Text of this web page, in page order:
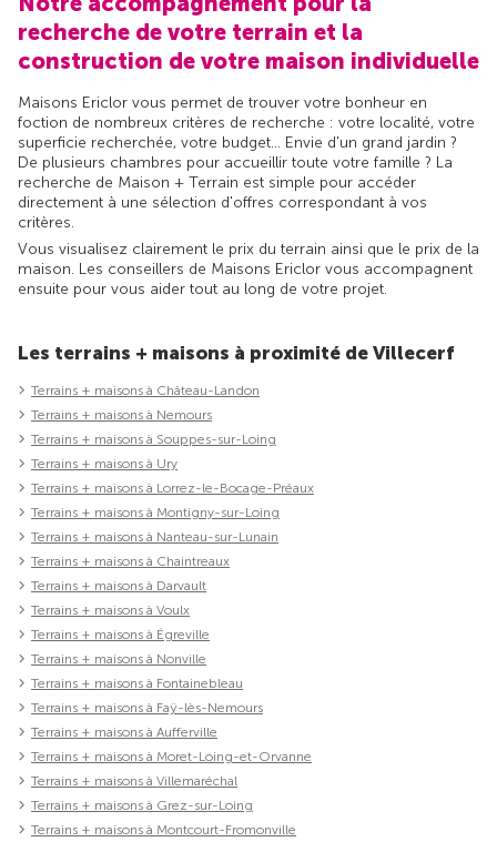
recherche de votre terrain et la
construction de votre maison individuelle
Maisons Ericlor vous permet de trouver votre bonheur en
foction de nombreux critères de recherche : votre localité, votre
superficie recherchée, votre budget... Envie d'un grand jardin ?
De plusieurs chambres pour accueillir toute votre famille ? La
recherche de Maison + Terrain est simple pour accéder
directement à une sélection d'offres correspondant à vos
critères.
Vous visualisez clairement le prix du terrain ainsi que le prix de la
maison. Les conseillers de Maisons Ericlor vous accompagnent
ensuite pour vous aider tout au long de votre projet.
Les terrains + maisons à proximité de Villecerf
Terrains + maisons à Château-Landon
Terrains + maisons à Nemours
Terrains + maisons à Souppes-sur-Loing
Terrains + maisons à Ury
Terrains + maisons à Lorrez-le-Bocage-Préaux
Terrains + maisons à Montigny-sur-Loing
Terrains + maisons à Nanteau-sur-Lunain
Terrains + maisons à Chaintreaux
Terrains + maisons à Darvault
Terrains + maisons à Voulx
Terrains + maisons à Égreville
Terrains + maisons à Nonville
Terrains + maisons à Fontainebleau
Terrains + maisons à Faÿ-lès-Nemours
Terrains + maisons à Aufferville
Terrains + maisons à Moret-Loing-et-Orvanne
Terrains + maisons à Villemaréchal
Terrains + maisons à Grez-sur-Loing
Terrains + maisons à Montcourt-Fromonville